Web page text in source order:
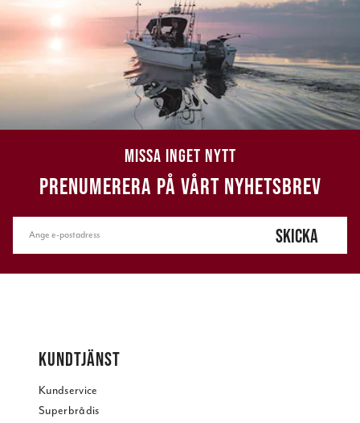
MISSA INGET NYTT
PRENUMERERA PÅ VÅRT NYHETSBREV
SKICKA
KUNDTJÄNST
Kundservice
Superbrådis